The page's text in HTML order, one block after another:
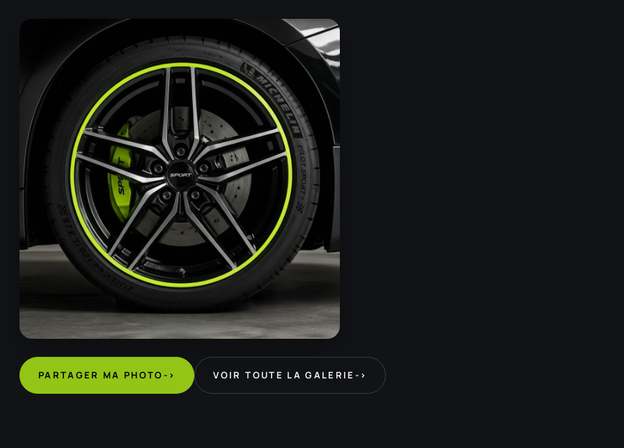
PARTAGER MA PHOTO-> VOIR TOUTE LA GALERIE ->